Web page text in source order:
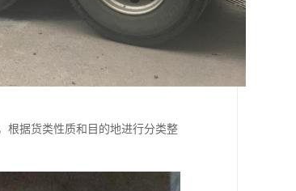
根据货类性质和目的地进行分类整